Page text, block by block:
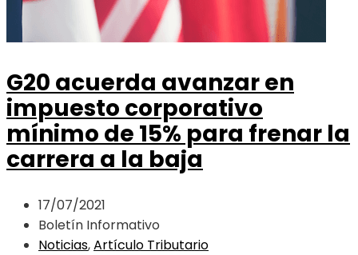
G20 acuerda avanzar en
impuesto corporativo
mínimo de 15% para frenar la
carrera a la baja
17/07/2021
Boletín Informativo
Noticias,Artículo Tributario